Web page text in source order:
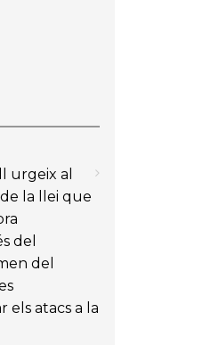
urgeix al
la llei que
del
del
els atacs a la